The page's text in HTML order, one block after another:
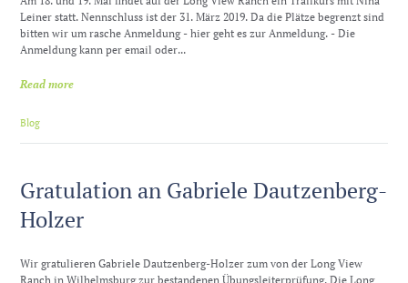
Leiner statt. Nennschluss ist der 31. März 2019. Da die Plätze begrenzt sind
bitten wir um rasche Anmeldung - hier geht es zur Anmeldung. - Die
Anmeldung kann per email oder...
Read more
Blog
Gratulation an Gabriele Dautzenberg-
Holzer
Wir gratulieren Gabriele Dautzenberg-Holzer zum von der Long View
Ranch in Wilhelmsburg zur bestandenen Übungsleiterprüfung. Die Long